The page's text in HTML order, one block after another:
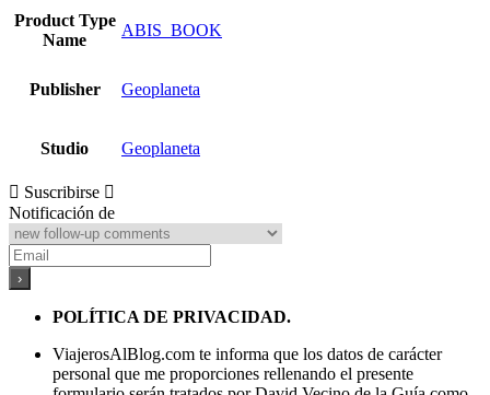
Product Type
Name
ABIS_BOOK
Publisher Geoplaneta
Studio Geoplaneta
Suscribirse
Notificación de
POLÍTICA DE PRIVACIDAD.
ViajerosAlBlog.com te informa que los datos de carácter
personal que me proporciones rellenando el presente